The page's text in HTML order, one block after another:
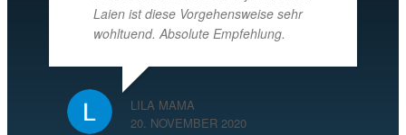
Laien ist diese Vorgehensweise sehr
wohltuend. Absolute Empfehlung.
LILA MAMA
20. NOVEMBER 2020